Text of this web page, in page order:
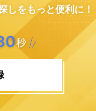
しをもっと便利に！